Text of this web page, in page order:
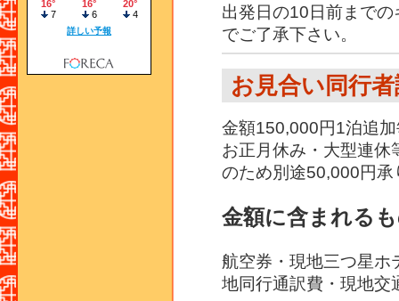
出発日の10日前まで
でご了承下さい。
お見合い同行
金額150,000円1泊追
お正月休み・大型連休
のため別途50,000円承
金額に含まれる
航空券・現地三つ星ホ
地同行通訳費・現地交